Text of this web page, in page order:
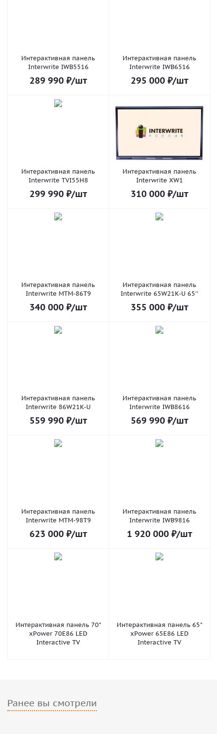
Интерактивная панель
Interwrite IWB5516
289 990 ₽/шт
Интерактивная панель
Interwrite IWB6516
295 000 ₽/шт
Интерактивная панель
Interwrite TVI55H8
299 990 ₽/шт
Интерактивная панель
Interwrite XW1
310 000 ₽/шт
Интерактивная панель
Interwrite MTM-86T9
340 000 ₽/шт
Интерактивная панель
Interwrite 65W21K-U 65''
355 000 ₽/шт
Интерактивная панель
Interwrite 86W21K-U
559 990 ₽/шт
Интерактивная панель
Interwrite IWB8616
569 990 ₽/шт
Интерактивная панель
Interwrite MTM-98T9
623 000 ₽/шт
Интерактивная панель
Interwrite IWB9816
1 920 000 ₽/шт
Интерактивная панель 70"
xPower 70E86 LED
Interactive TV
Интерактивная панель 65"
xPower 65E86 LED
Interactive TV
Ранее вы смотрели